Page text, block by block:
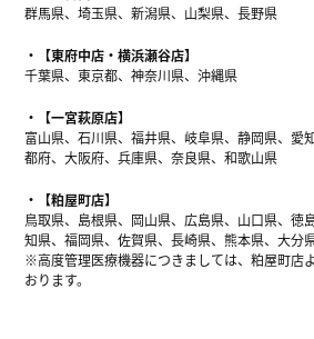
群馬県、埼玉県、新潟県、山梨県、長野県
【東府中店・横浜瀬谷店】
千葉県、東京都、神奈川県、沖縄県
【一宮萩原店】
富山県、石川県、福井県、岐阜県、静岡県、愛
都府、大阪府、兵庫県、奈良県、和歌山県
【粕屋町店】
鳥取県、島根県、岡山県、広島県、山口県、徳
知県、福岡県、佐賀県、長崎県、熊本県、大分
※高度管理医療機器につきましては、粕屋町店
おります。